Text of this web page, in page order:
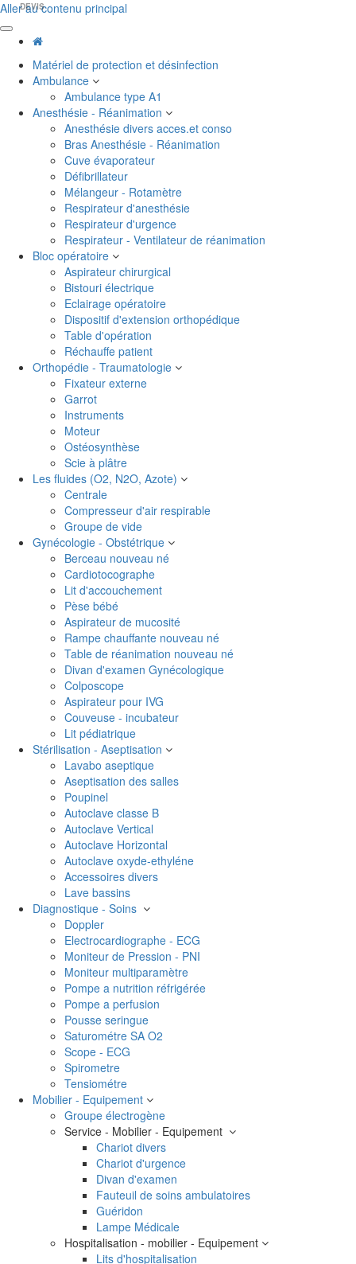
Aller au contenu principal
Matériel de protection et désinfection
Ambulance
Ambulance type A1
Anesthésie - Réanimation
Anesthésie divers acces.et conso
Bras Anesthésie - Réanimation
Cuve évaporateur
Défibrillateur
Mélangeur - Rotamètre
Respirateur d'anesthésie
Respirateur d'urgence
Respirateur - Ventilateur de réanimation
Bloc opératoire
Aspirateur chirurgical
Bistouri électrique
Eclairage opératoire
Dispositif d'extension orthopédique
Table d'opération
Réchauffe patient
Orthopédie - Traumatologie
Fixateur externe
Garrot
Instruments
Moteur
Ostéosynthèse
Scie à plâtre
Les fluides (O2, N2O, Azote)
Centrale
Compresseur d'air respirable
Groupe de vide
Gynécologie - Obstétrique
Berceau nouveau né
Cardiotocographe
Lit d'accouchement
Pèse bébé
Aspirateur de mucosité
Rampe chauffante nouveau né
Table de réanimation nouveau né
Divan d'examen Gynécologique
Colposcope
Aspirateur pour IVG
Couveuse - incubateur
Lit pédiatrique
Stérilisation - Aseptisation
Lavabo aseptique
Aseptisation des salles
Poupinel
Autoclave classe B
Autoclave Vertical
Autoclave Horizontal
Autoclave oxyde-ethyléne
Accessoires divers
Lave bassins
Diagnostique - Soins
Doppler
Electrocardiographe - ECG
Moniteur de Pression - PNI
Moniteur multiparamètre
Pompe a nutrition réfrigérée
Pompe a perfusion
Pousse seringue
Saturométre SA O2
Scope - ECG
Spirometre
Tensiométre
Mobilier - Equipement
Groupe électrogène
Service - Mobilier - Equipement
Chariot divers
Chariot d'urgence
Divan d'examen
Fauteuil de soins ambulatoires
Guéridon
Lampe Médicale
Hospitalisation - mobilier - Equipement
Lits d'hospitalisation
DEVIS